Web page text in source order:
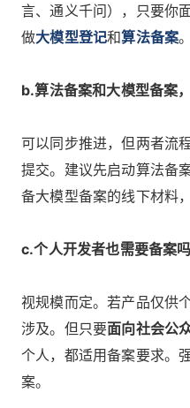
言、通义千问），只要你
做大模型登记和算法备案。
b.算法备案和大模型备案
可以同步推进，但两者流
提交。建议先启动算法备
备大模型备案的线下材料
c.个人开发者也需要备案吗
视规模而定。若产品仅供
涉及。但只要面向社会公
个人，都适用备案要求。
案。